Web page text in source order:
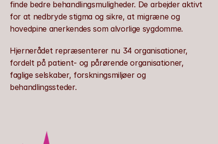
finde bedre behandlingsmuligheder. De arbejder aktivt
for at nedbryde stigma og sikre, at migræne og
hovedpine anerkendes som alvorlige sygdomme.
Hjernerådet repræsenterer nu 34 organisationer,
fordelt på patient- og pårørende organisationer,
faglige selskaber, forskningsmiljøer og
behandlingssteder.